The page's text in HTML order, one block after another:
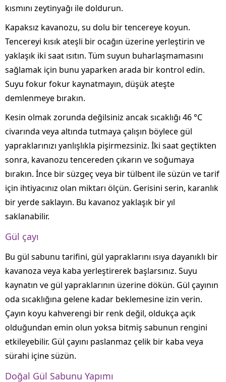
kısmını zeytinyağı ile doldurun.
Kapaksız kavanozu, su dolu bir tencereye koyun.
Tencereyi kısık ateşli bir ocağın üzerine yerleştirin ve
yaklaşık iki saat ısıtın. Tüm suyun buharlaşmamasını
sağlamak için bunu yaparken arada bir kontrol edin.
Suyu fokur fokur kaynatmayın, düşük ateşte
demlenmeye bırakın.
Kesin olmak zorunda değilsiniz ancak sıcaklığı 46 °C
civarında veya altında tutmaya çalışın böylece gül
yapraklarınızı yanlışlıkla pişirmezsiniz. İki saat geçtikten
sonra, kavanozu tencereden çıkarın ve soğumaya
bırakın. İnce bir süzgeç veya bir tülbent ile süzün ve tarif
için ihtiyacınız olan miktarı ölçün. Gerisini serin, karanlık
bir yerde saklayın. Bu kavanoz yaklaşık bir yıl
saklanabilir.
Gül çayı
Bu gül sabunu tarifini, gül yapraklarını ısıya dayanıklı bir
kavanoza veya kaba yerleştirerek başlarsınız. Suyu
kaynatın ve gül yapraklarının üzerine dökün. Gül çayının
oda sıcaklığına gelene kadar beklemesine izin verin.
Çayın koyu kahverengi bir renk değil, oldukça açık
olduğundan emin olun yoksa bitmiş sabunun rengini
etkileyebilir. Gül çayını paslanmaz çelik bir kaba veya
sürahi içine süzün.
Doğal Gül Sabunu Yapımı